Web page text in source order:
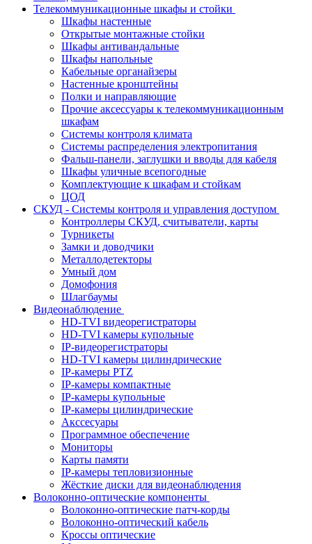
Телекоммуникационные шкафы и стойки
Шкафы настенные
Открытые монтажные стойки
Шкафы антивандальные
Шкафы напольные
Кабельные органайзеры
Настенные кронштейны
Полки и направляющие
Прочие аксессуары к телекоммуникационным
шкафам
Системы контроля климата
Системы распределения электропитания
Фальш-панели, заглушки и вводы для кабеля
Шкафы уличные всепогодные
Комплектующие к шкафам и стойкам
ЦОД
СКУД - Системы контроля и управления доступом
Контроллеры СКУД, считыватели, карты
Турникеты
Замки и доводчики
Металлодетекторы
Умный дом
Домофония
Шлагбаумы
Видеонаблюдение
HD-TVI видеорегистраторы
HD-TVI камеры купольные
IP-видеорегистраторы
HD-TVI камеры цилиндрические
IP-камеры PTZ
IP-камеры компактные
IP-камеры купольные
IP-камеры цилиндрические
Акссесуары
Программное обеспечение
Мониторы
Карты памяти
IP-камеры тепловизионные
Жёсткие диски для видеонаблюдения
Волоконно-оптические компоненты
Волоконно-оптические патч-корды
Волоконно-оптический кабель
Кроссы оптические